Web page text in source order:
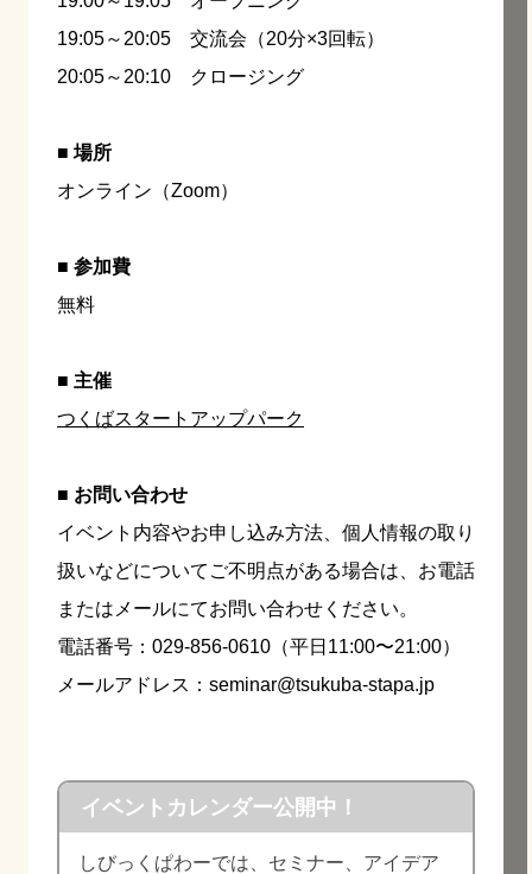
19:05～20:05 交流会（20分×3回転）
20:05～20:10 クロージング
■ 場所
オンライン（Zoom）
■ 参加費
無料
■ 主催
つくばスタートアップパーク
■ お問い合わせ
イベント内容やお申し込み方法、個人情報の取り
扱いなどについてご不明点がある場合は、お電話
またはメールにてお問い合わせください。
電話番号：029-856-0610（平日11:00〜21:00）
メールアドレス：seminar@tsukuba-stapa.jp
イベントカレンダー公開中！
しびっくぱわーでは、セミナー、アイデア